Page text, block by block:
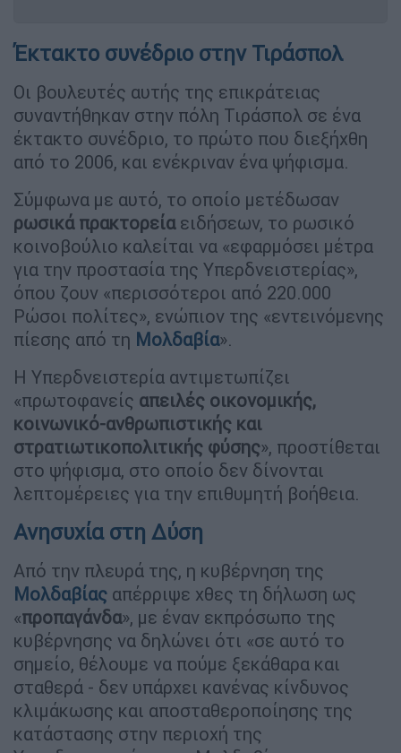
Έκτακτο συνέδριο στην Τιράσπολ
Οι βουλευτές αυτής της επικράτειας
συναντήθηκαν στην πόλη Τιράσπολ σε ένα
έκτακτο συνέδριο, το πρώτο που διεξήχθη
από το 2006, και ενέκριναν ένα ψήφισμα.
Σύμφωνα με αυτό, το οποίο μετέδωσαν
ρωσικά πρακτορείαειδήσεων, το ρωσικό
κοινοβούλιο καλείται να «εφαρμόσει μέτρα
για την προστασία της Υπερδνειστερίας»,
όπου ζουν «περισσότεροι από 220.000
Ρώσοι πολίτες», ενώπιον της «εντεινόμενης
πίεσης από τη Μολδαβία».
Η Υπερδνειστερία αντιμετωπίζει
«πρωτοφανείς απειλές οικονομικής,
κοινωνικό-ανθρωπιστικής και
στρατιωτικοπολιτικής φύσης», προστίθεται
στο ψήφισμα, στο οποίο δεν δίνονται
λεπτομέρειες για την επιθυμητή βοήθεια.
Ανησυχία στη Δύση
Από την πλευρά της, η κυβέρνηση της
Μολδαβίας απέρριψε χθες τη δήλωση ως
«προπαγάνδα», με έναν εκπρόσωπο της
κυβέρνησης να δηλώνει ότι «σε αυτό το
σημείο, θέλουμε να πούμε ξεκάθαρα και
σταθερά - δεν υπάρχει κανένας κίνδυνος
κλιμάκωσης και αποσταθεροποίησης της
κατάστασης στην περιοχή της